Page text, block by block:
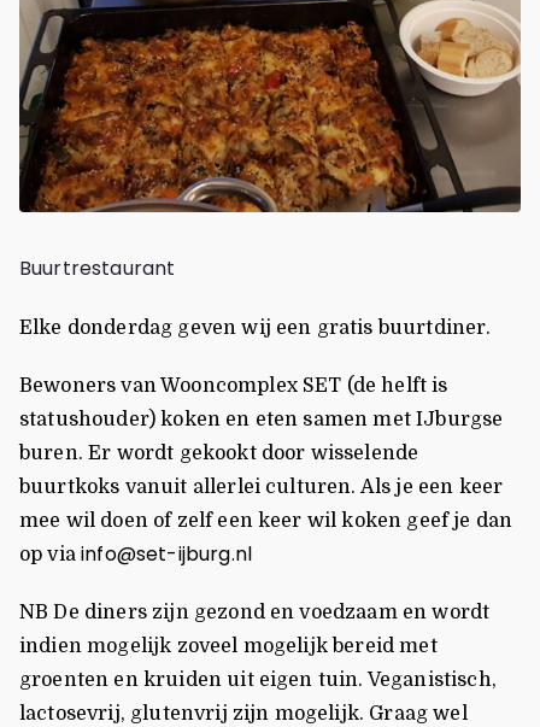
Buurtrestaurant
Elke donderdag geven wij een gratis buurtdiner.
Bewoners van Wooncomplex SET (de helft is
statushouder) koken en eten samen met IJburgse
buren. Er wordt gekookt door wisselende
buurtkoks vanuit allerlei culturen. Als je een keer
mee wil doen of zelf een keer wil koken geef je dan
op viainfo@set-ijburg.nl
NB De diners zijn gezond en voedzaam en wordt
indien mogelijk zoveel mogelijk bereid met
groenten en kruiden uit eigen tuin. Veganistisch,
lactosevrij, glutenvrij zijn mogelijk. Graag wel